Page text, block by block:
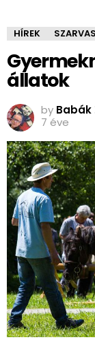
HÍREK SZARVAS
állatok
by Babák
7 éve